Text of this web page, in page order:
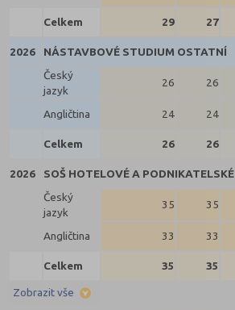
Celkem 29 27
2026
NÁSTAVBOVÉ STUDIUM OSTATNÍ
Český
jazyk
26 26
Angličtina 24 24
Celkem 26 26
2026
SOŠ HOTELOVÉ A PODNIKATELSKÉ
Český
jazyk
35 35
Angličtina 33 33
Celkem 35 35
Zobrazit vše